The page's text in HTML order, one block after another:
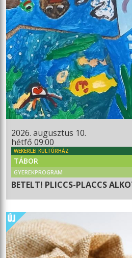
2026. augusztus 10.
hétfő 09:00
WEKERLEI KULTÚRHÁZ
TÁBOR
GYEREKPROGRAM
BETELT! PLICCS-PLACCS